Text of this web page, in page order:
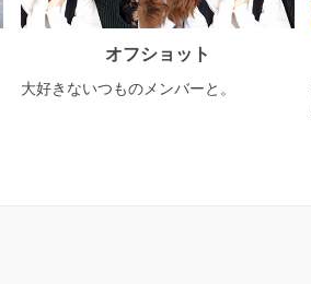
オフショット
大好きないつものメンバーと。